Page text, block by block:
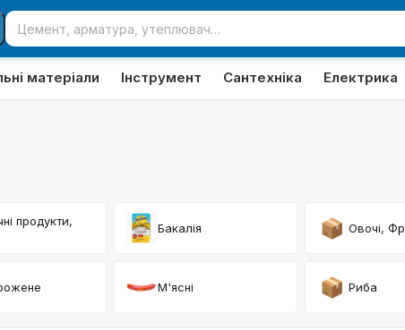
матеріали Інструмент Сантехніка Електрика
продукти,
Бакалія 📦 Овочі,
М'ясні 📦 Риба